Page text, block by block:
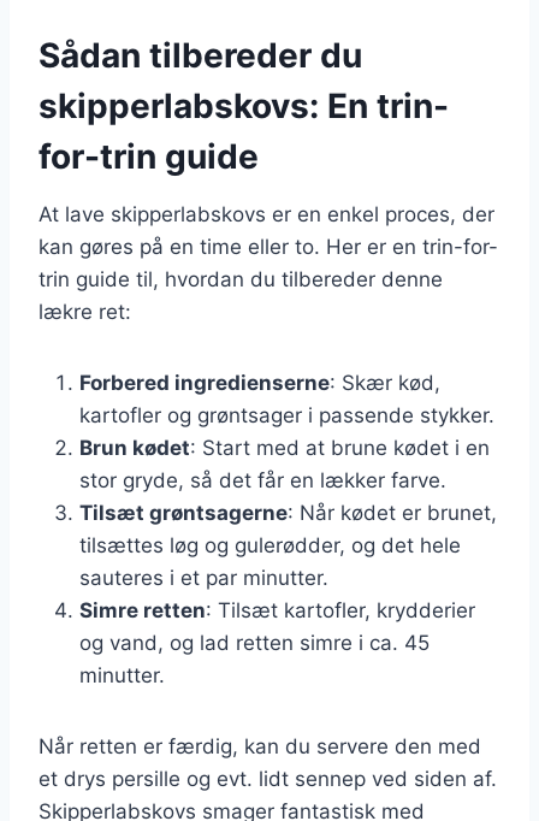
Sådan tilbereder du
skipperlabskovs: En trin-
for-trin guide
At lave skipperlabskovs er en enkel proces, der
kan gøres på en time eller to. Her er en trin-for-
trin guide til, hvordan du tilbereder denne
lækre ret:
Forbered ingredienserne: Skær kød,
kartofler og grøntsager i passende stykker.
Brun kødet: Start med at brune kødet i en
stor gryde, så det får en lækker farve.
Tilsæt grøntsagerne: Når kødet er brunet,
tilsættes løg og gulerødder, og det hele
sauteres i et par minutter.
Simre retten: Tilsæt kartofler, krydderier
og vand, og lad retten simre i ca. 45
minutter.
Når retten er færdig, kan du servere den med
et drys persille og evt. lidt sennep ved siden af.
Skipperlabskovs smager fantastisk med